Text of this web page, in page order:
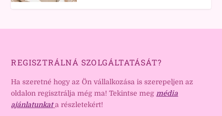
REGISZTRÁLNÁ SZOLGÁLTATÁSÁT?
Ha szeretné hogy az Ön vállalkozása is szerepeljen az
oldalon regisztrálja még ma! Tekintse meg média
ajánlatunkat a részletekért!